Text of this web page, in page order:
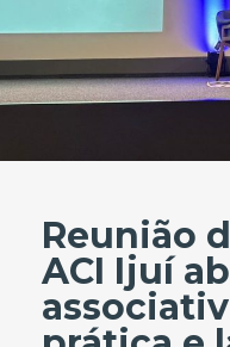
Reunião
ACI Ijuí